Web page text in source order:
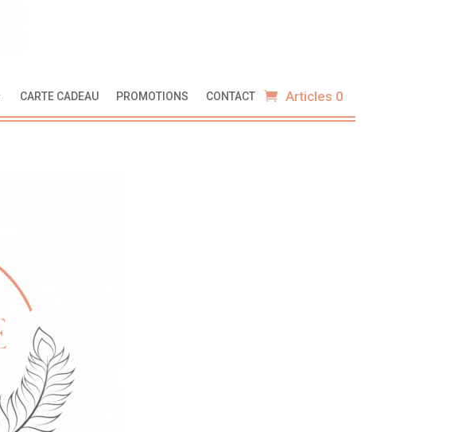
CARTE CADEAU PROMOTIONS CONTACT Articles 0